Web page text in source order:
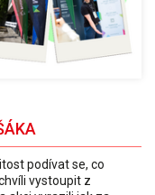
podívat se, co
vystoupit z